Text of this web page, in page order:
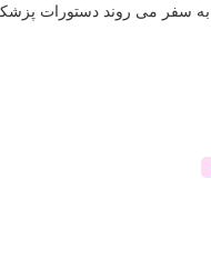
سفر می روند دستورات